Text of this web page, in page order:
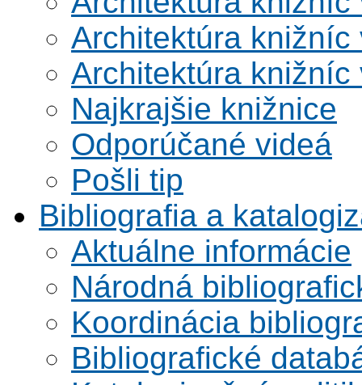
Architektúra knižníc
Architektúra knižníc
Najkrajšie knižnice
Odporúčané videá
Pošli tip
Bibliografia a
Aktuálne informácie
Národná
Koordinácia
Bibliografické